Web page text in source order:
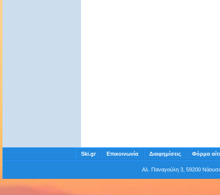
Ski.gr Επικοινωνία Διαφημίσεις Φόρμα
Αλ. Παναγούλη 3, 59200